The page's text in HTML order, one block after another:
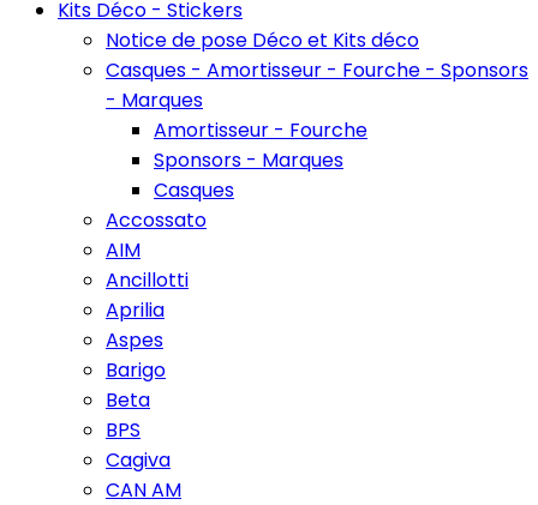
Kits Déco - Stickers
Notice de pose Déco et Kits déco
Casques - Amortisseur - Fourche - Sponsors
- Marques
Amortisseur - Fourche
Sponsors - Marques
Casques
Accossato
AIM
Ancillotti
Aprilia
Aspes
Barigo
Beta
BPS
Cagiva
CAN AM